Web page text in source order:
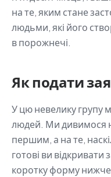
на те, яким стане
людьми, які його
в порожнечі.
Як подати
У цю невелику групу
людей. Ми дивимося
першим, а на те,
готові ви
коротку форму